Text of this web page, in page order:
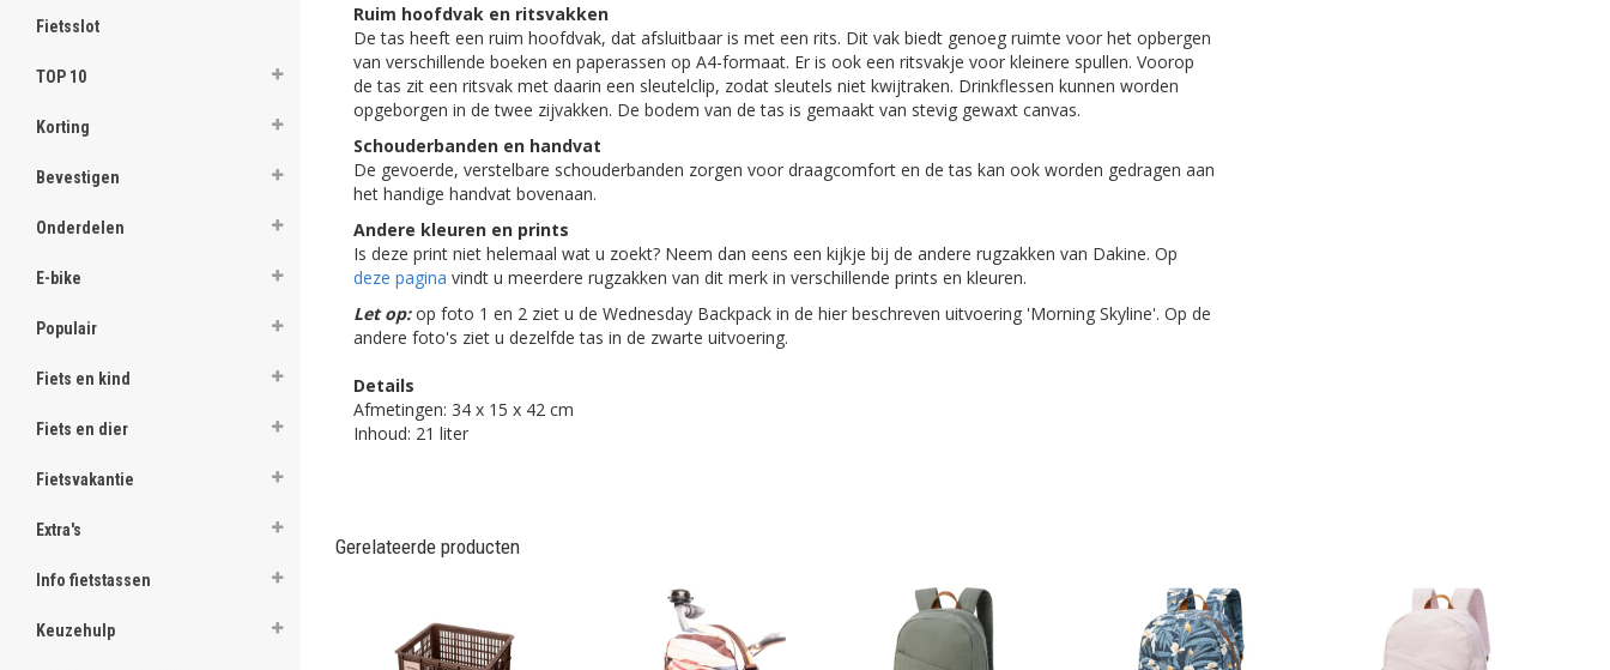
Fietsslot
TOP 10
Korting
Bevestigen
Onderdelen
E-bike
Populair
Fiets en kind
Fiets en dier
Fietsvakantie
Extra's
Info fietstassen
Keuzehulp
Ruim hoofdvak en ritsvakken
De tas heeft een ruim hoofdvak, dat afsluitbaar is met een rits. Dit vak biedt genoeg ruimte voor het opbergen
van verschillende boeken en paperassen op A4-formaat. Er is ook een ritsvakje voor kleinere spullen. Voorop
de tas zit een ritsvak met daarin een sleutelclip, zodat sleutels niet kwijtraken. Drinkflessen kunnen worden
opgeborgen in de twee zijvakken. De bodem van de tas is gemaakt van stevig gewaxt canvas.
Schouderbanden en handvat
De gevoerde, verstelbare schouderbanden zorgen voor draagcomfort en de tas kan ook worden gedragen aan
het handige handvat bovenaan.
Andere kleuren en prints
Is deze print niet helemaal wat u zoekt? Neem dan eens een kijkje bij de andere rugzakken van Dakine. Op
deze pagina vindt u meerdere rugzakken van dit merk in verschillende prints en kleuren.
Let op: op foto 1 en 2 ziet u de Wednesday Backpack in de hier beschreven uitvoering 'Morning Skyline'. Op de
andere foto's ziet u dezelfde tas in de zwarte uitvoering.
Details
Afmetingen: 34 x 15 x 42 cm
Inhoud: 21 liter
Gerelateerde producten